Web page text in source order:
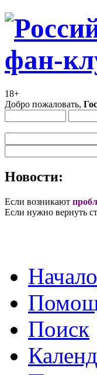
18+
Добро пожаловать,
Новости:
Если возникают
Если нужно вернуть
Начало
Поиск